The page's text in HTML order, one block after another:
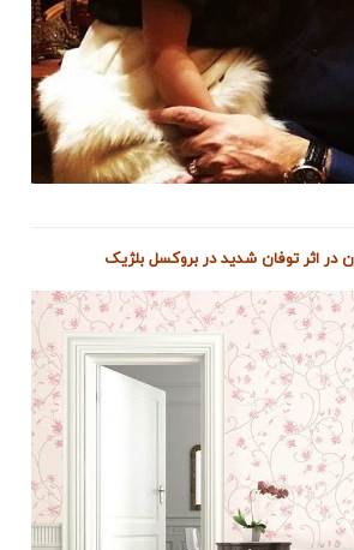
در اثر توفان شدید در بروکسل بلژیک